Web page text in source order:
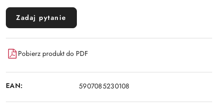
Zadaj pytanie
Pobierz produkt do PDF
EAN: 5907085230108